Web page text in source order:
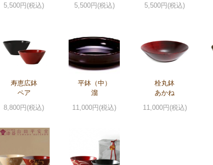
5,500円(税込)
5,500円(税込)
5,500円(税込)
寿恵広鉢
ペア
8,800円(税込)
平鉢（中）
溜
11,000円(税込)
栓丸鉢
あかね
11,000円(税込)